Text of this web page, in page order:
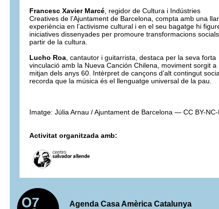
Francesc Xavier Marcé, regidor de Cultura i Indústries
Creatives de l’Ajuntament de Barcelona, compta amb una
experiència en l’activisme cultural i en el seu bagatge hi
iniciatives dissenyades per promoure transformacions
partir de la cultura.
Lucho Roa, cantautor i guitarrista, destaca per la seva forta
vinculació amb la Nueva Canción Chilena, moviment sorgit a
mitjan dels anys 60. Intèrpret de cançons d’alt contingut
recorda que la música és el llenguatge universal de la pau.
Imatge: Júlia Arnau / Ajuntament de Barcelona — CC BY-
Activitat organitzada amb:
Agenda Casa Amèrica Catalunya